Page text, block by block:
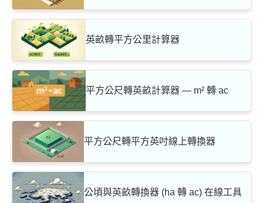
英畝轉平方公里計算器
平方公尺轉英畝計算器 — m² 轉 ac
平方公尺轉平方英吋線上轉換器
公頃與英畝轉換器 (ha 轉 ac) 在線工具